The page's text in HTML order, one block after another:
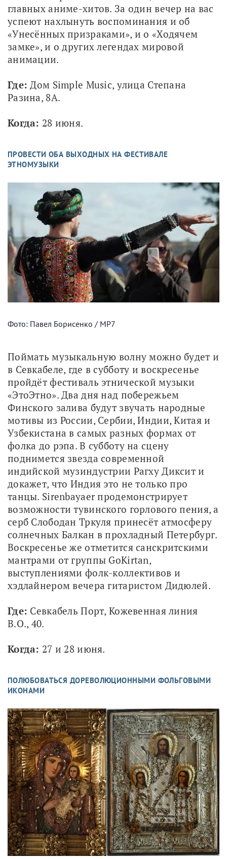
главных аниме-хитов. За один вечер на вас
успеют нахлынуть воспоминания и об
«Унесённых призраками», и о «Ходячем
замке», и о других легендах мировой
анимации.
Где: Дом Simple Music, улица Степана
Разина, 8А.
Когда: 28 июня.
ПРОВЕСТИ ОБА ВЫХОДНЫХ НА ФЕСТИВАЛЕ
ЭТНОМУЗЫКИ
Фото: Павел Борисенко / МР7
Поймать музыкальную волну можно будет и
в Севкабеле, где в субботу и воскресенье
пройдёт фестиваль этнической музыки
«ЭтоЭтно». Два дня над побережьем
Финского залива будут звучать народные
мотивы из России, Сербии, Индии, Китая и
Узбекистана в самых разных формах от
фолка до рэпа. В субботу на сцену
поднимется звезда современной
индийской музиндустрии Рагху Диксит и
докажет, что Индия это не только про
танцы. Sirenbayaer продемонстрирует
возможности тувинского горлового пения, а
серб Слободан Тркуля принесёт атмосферу
солнечных Балкан в прохладный Петербург.
Воскресенье же отметится санскритскими
мантрами от группы GoKirtan,
выступлениями фолк-коллективов и
хэдлайнером вечера гитаристом Дидюлей.
Где: Севкабель Порт, Кожевенная линия
В.О., 40.
Когда: 27 и 28 июня.
ПОЛЮБОВАТЬСЯ ДОРЕВОЛЮЦИОННЫМИ ФОЛЬГОВЫМИ
ИКОНАМИ